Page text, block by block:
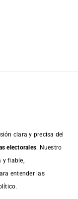
clara y precisa del
electorales. Nuestro
y fiable,
entender las